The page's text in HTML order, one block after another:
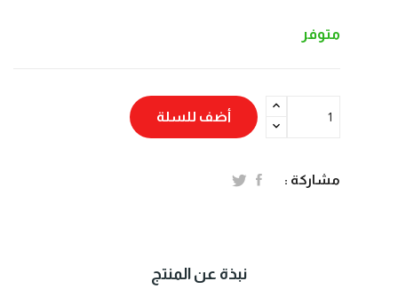
متوفر
أضف للسلة
مشاركة :
نبذة عن المنتج